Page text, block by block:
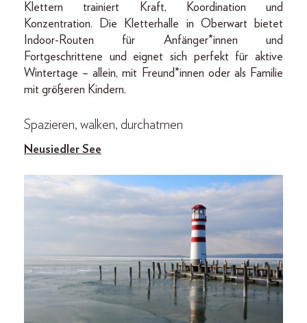
Klettern trainiert Kraft, Koordination und
Konzentration. Die Kletterhalle in Oberwart bietet
Indoor-Routen für Anfänger*innen und
Fortgeschrittene und eignet sich perfekt für aktive
Wintertage – allein, mit Freund*innen oder als Familie
mit größeren Kindern.
Spazieren, walken, durchatmen
Neusiedler See